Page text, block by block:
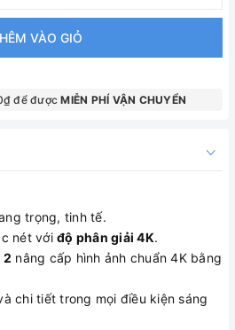
VÀO GIỎ
để đượcMIỄN PHÍ VẬN CHUYỂN
trọng, tinh tế.
nét với độ phân giải 4K.
2 nâng cấp hình ảnh chuẩn 4K bằng
chi tiết trong mọi điều kiện sáng